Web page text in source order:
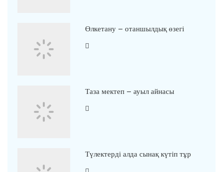
Өлкетану – отаншылдық өзегі
Таза мектеп – ауыл айнасы
Түлектерді алда сынақ күтіп тұр